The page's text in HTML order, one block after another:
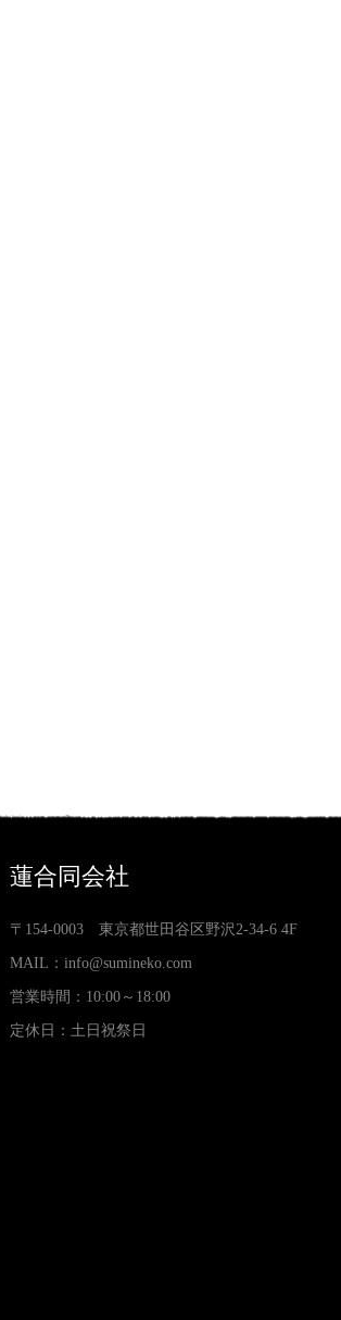
蓮合同会社
〒154-0003 東京都世田谷区野沢2-34-6 4F
MAIL： info@sumineko.com
営業時間：10:00～18:00
定休日：土日祝祭日